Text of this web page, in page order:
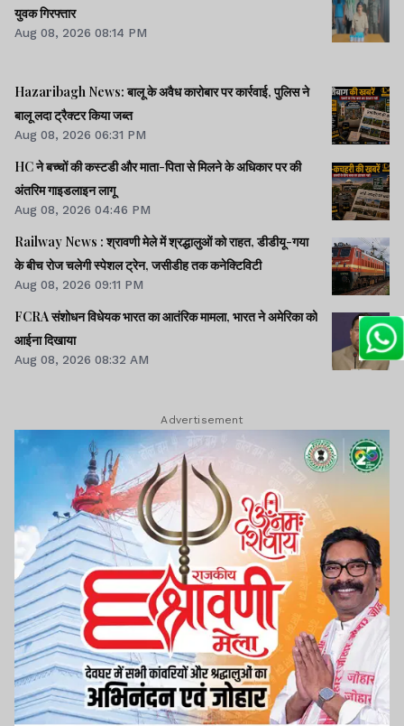
युवक गिरफ्तार
Aug 08, 2026 08:14 PM
Hazaribagh News: बालू के अवैध कारोबार पर कार्रवाई, पुलिस ने
बालू लदा ट्रैक्टर किया जब्त
Aug 08, 2026 06:31 PM
HC ने बच्चों की कस्टडी और माता-पिता से मिलने के अधिकार पर की
अंतरिम गाइडलाइन लागू
Aug 08, 2026 04:46 PM
Railway News : श्रावणी मेले में श्रद्धालुओं को राहत, डीडीयू-गया
के बीच रोज चलेगी स्पेशल ट्रेन, जसीडीह तक कनेक्टिविटी
Aug 08, 2026 09:11 PM
FCRA संशोधन विधेयक भारत का आतंरिक मामला, भारत ने अमेरिका को
आईना दिखाया
Aug 08, 2026 08:32 AM
Advertisement